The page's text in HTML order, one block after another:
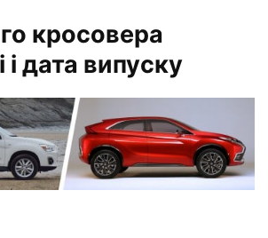
кросовера
дата випуску